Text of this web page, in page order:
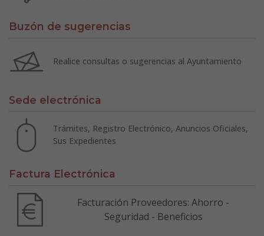
Buzón de sugerencias
Realice consultas o sugerencias al Ayuntamiento
Sede electrónica
Trámites, Registro Electrónico, Anuncios Oficiales,
Sus Expedientes
Factura Electrónica
Facturación Proveedores: Ahorro -
Seguridad - Beneficios